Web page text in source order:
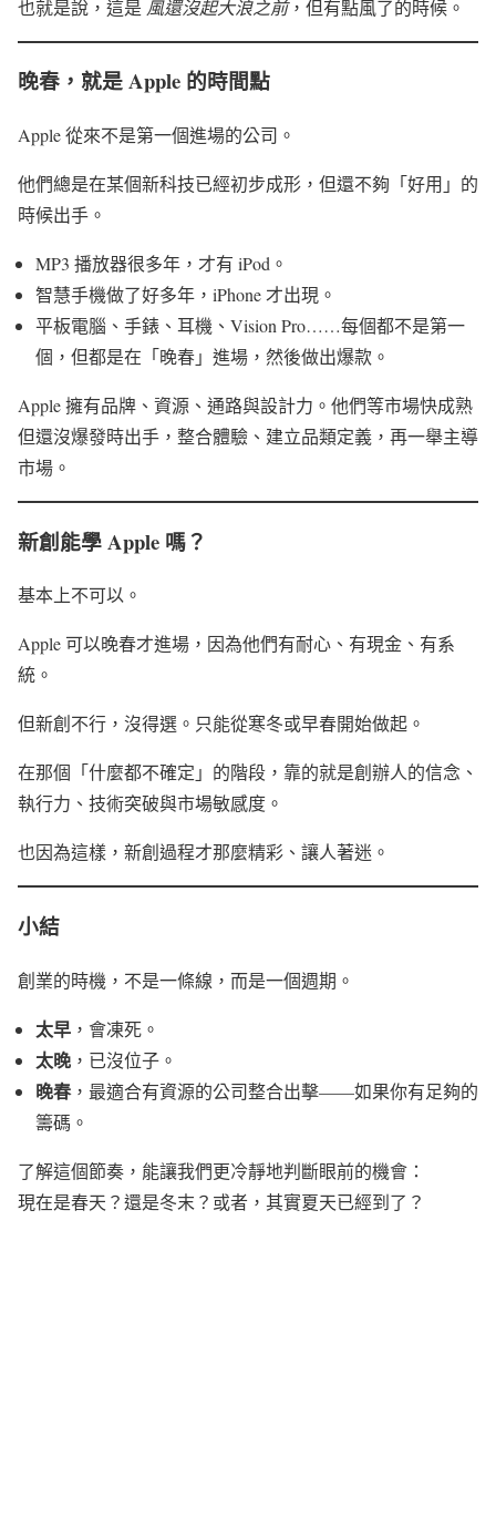
也就是說，這是 風還沒起大浪之前，但有點風了的時候。
晚春，就是 Apple 的時間點
Apple 從來不是第一個進場的公司。
他們總是在某個新科技已經初步成形，但還不夠「好用」的
時候出手。
MP3 播放器很多年，才有 iPod。
智慧手機做了好多年，iPhone 才出現。
平板電腦、手錶、耳機、Vision Pro……每個都不是第一
個，但都是在「晚春」進場，然後做出爆款。
Apple 擁有品牌、資源、通路與設計力。他們等市場快成熟
但還沒爆發時出手，整合體驗、建立品類定義，再一舉主導
市場。
新創能學 Apple 嗎？
基本上不可以。
Apple 可以晚春才進場，因為他們有耐心、有現金、有系
統。
但新創不行，沒得選。只能從寒冬或早春開始做起。
在那個「什麼都不確定」的階段，靠的就是創辦人的信念、
執行力、技術突破與市場敏感度。
也因為這樣，新創過程才那麼精彩、讓人著迷。
小結
創業的時機，不是一條線，而是一個週期。
太早 ，會凍死。
太晚 ，已沒位子。
晚春，最適合有資源的公司整合出擊——如果你有足夠的
籌碼。
了解這個節奏，能讓我們更冷靜地判斷眼前的機會：
現在是春天？還是冬末？或者，其實夏天已經到了？